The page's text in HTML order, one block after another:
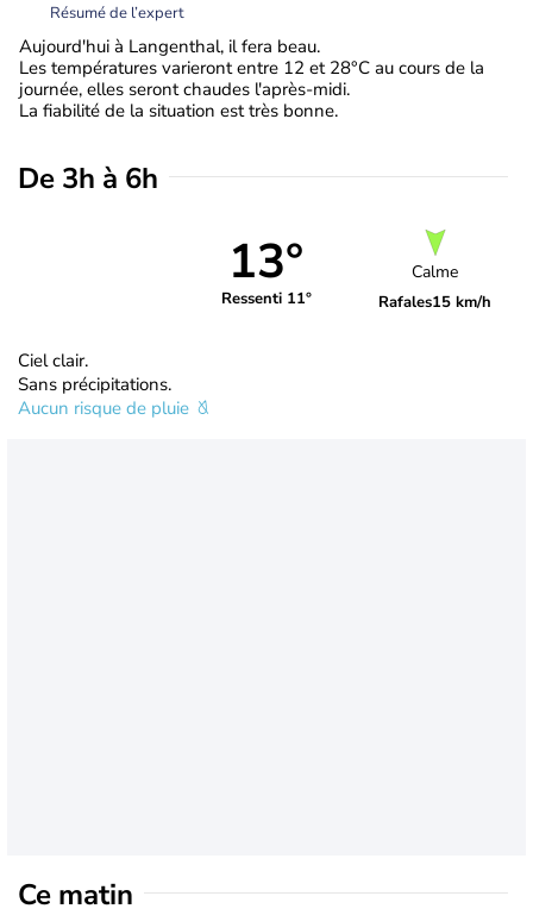
Résumé de l’expert
Aujourd'hui à Langenthal, il fera beau.
Les températures varieront entre 12 et 28°C au cours de la
journée, elles seront chaudes l'après-midi.
La fiabilité de la situation est très bonne.
De 3h à 6h
13°
Ressenti 11°
Calme
Rafales15 km/h
Ciel clair.
Sans précipitations.
Aucun risque de pluie
Ce matin